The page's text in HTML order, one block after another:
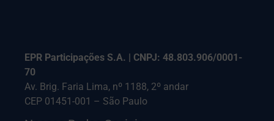
EPR Participações S.A. | CNPJ: 48.803.906/0001-
70
Av. Brig. Faria Lima, nº 1188, 2º andar
CEP 01451-001 – São Paulo